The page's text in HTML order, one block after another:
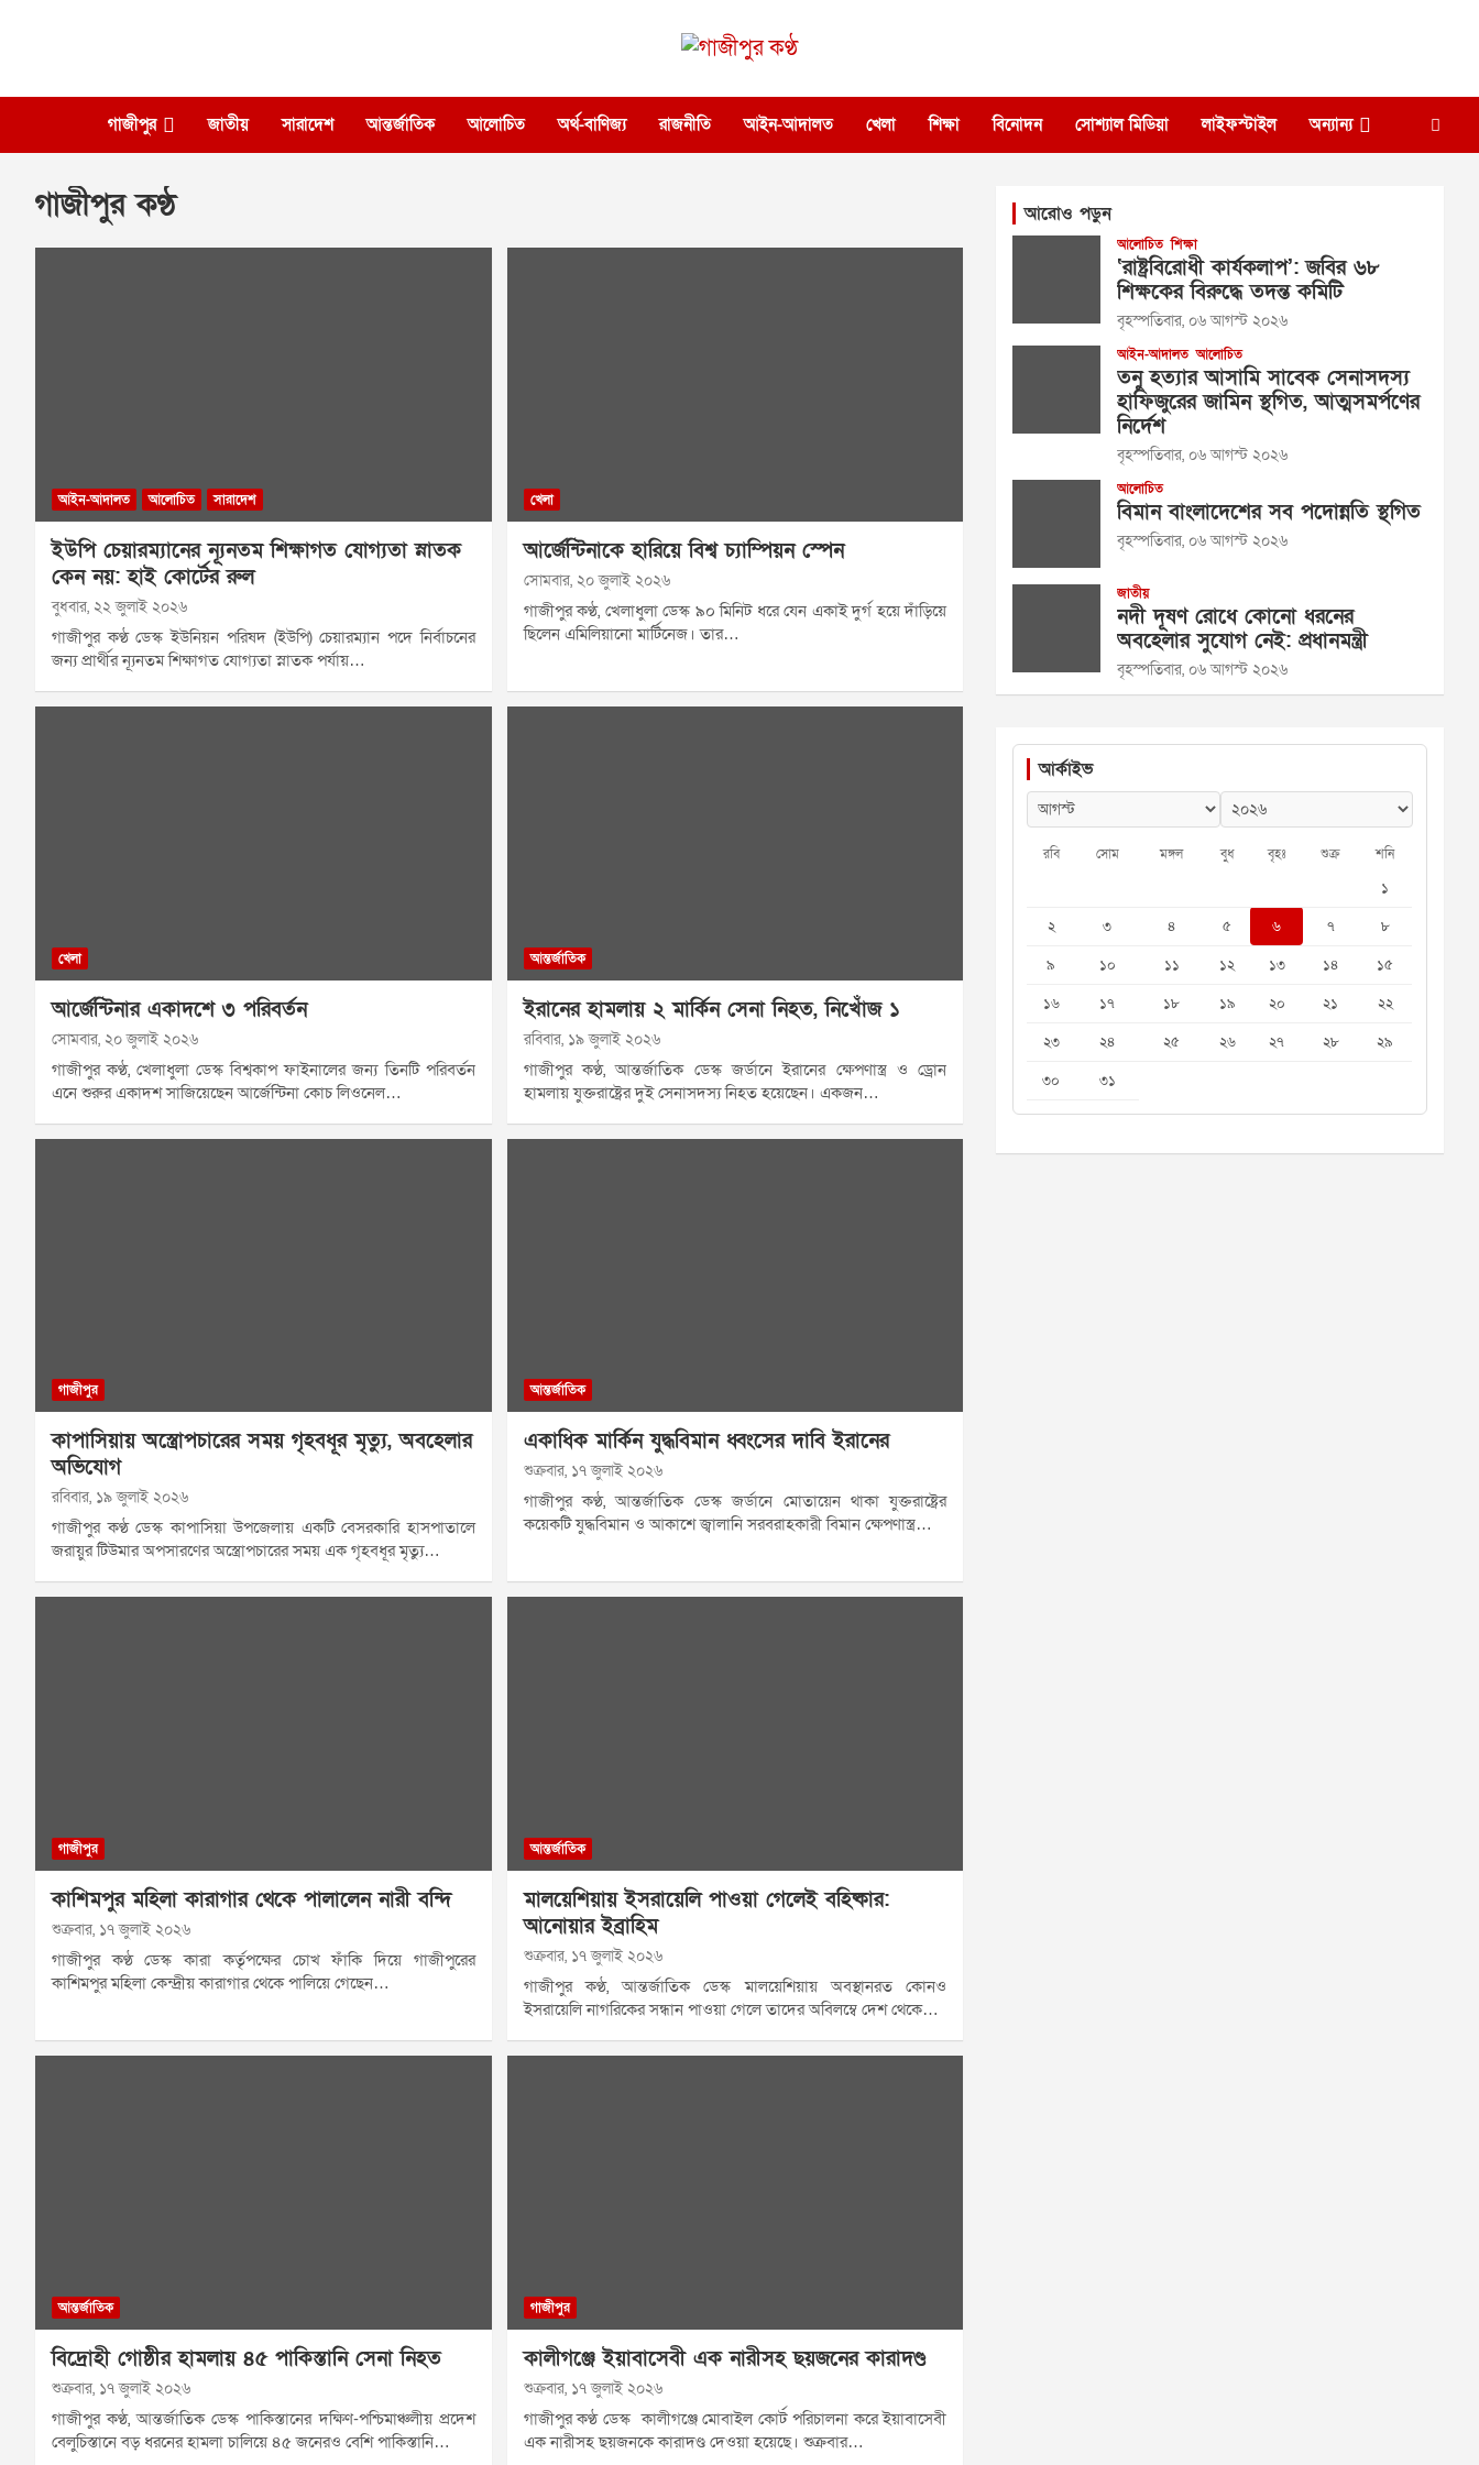
গাজীপুর কণ্ঠ
গাজীপুর জাতীয় সারাদেশ আন্তর্জাতিক আলোচিত অর্থ-বাণিজ্য রাজনীতি আইন-আদালত খেলা শিক্ষা বিনোদন সোশ্যাল মিডিয়া লাইফস্টাইল অন্যান্য
গাজীপুর কণ্ঠ
আইন-আদালত আলোচিত সারাদেশ
ইউপি চেয়ারম্যানের ন্যূনতম শিক্ষাগত যোগ্যতা স্নাতক
কেন নয়: হাই কোর্টের রুল
বুধবার, ২২ জুলাই ২০২৬
গাজীপুর কণ্ঠ ডেস্ক ইউনিয়ন পরিষদ (ইউপি) চেয়ারম্যান পদে নির্বাচনের
জন্য প্রার্থীর ন্যূনতম শিক্ষাগত যোগ্যতা স্নাতক পর্যায়…
খেলা
আর্জেন্টিনাকে হারিয়ে বিশ্ব চ‍্যাম্পিয়ন স্পেন
সোমবার, ২০ জুলাই ২০২৬
গাজীপুর কণ্ঠ, খেলাধুলা ডেস্ক ৯০ মিনিট ধরে যেন একাই দুর্গ হয়ে দাঁড়িয়ে
ছিলেন এমিলিয়ানো মার্টিনেজ। তার…
খেলা
আর্জেন্টিনার একাদশে ৩ পরিবর্তন
সোমবার, ২০ জুলাই ২০২৬
গাজীপুর কণ্ঠ, খেলাধুলা ডেস্ক বিশ্বকাপ ফাইনালের জন্য তিনটি পরিবর্তন
এনে শুরুর একাদশ সাজিয়েছেন আর্জেন্টিনা কোচ লিওনেল…
আন্তর্জাতিক
ইরানের হামলায় ২ মার্কিন সেনা নিহত, নিখোঁজ ১
রবিবার, ১৯ জুলাই ২০২৬
গাজীপুর কণ্ঠ, আন্তর্জাতিক ডেস্ক জর্ডানে ইরানের ক্ষেপণাস্ত্র ও ড্রোন
হামলায় যুক্তরাষ্ট্রের দুই সেনাসদস্য নিহত হয়েছেন। একজন…
গাজীপুর
কাপাসিয়ায় অস্ত্রোপচারের সময় গৃহবধূর মৃত্যু, অবহেলার
অভিযোগ
রবিবার, ১৯ জুলাই ২০২৬
গাজীপুর কণ্ঠ ডেস্ক কাপাসিয়া উপজেলায় একটি বেসরকারি হাসপাতালে
জরায়ুর টিউমার অপসারণের অস্ত্রোপচারের সময় এক গৃহবধূর মৃত্যু…
আন্তর্জাতিক
একাধিক মার্কিন যুদ্ধবিমান ধ্বংসের দাবি ইরানের
শুক্রবার, ১৭ জুলাই ২০২৬
গাজীপুর কণ্ঠ, আন্তর্জাতিক ডেস্ক জর্ডানে মোতায়েন থাকা যুক্তরাষ্ট্রের
কয়েকটি যুদ্ধবিমান ও আকাশে জ্বালানি সরবরাহকারী বিমান ক্ষেপণাস্ত্র…
গাজীপুর
কাশিমপুর মহিলা কারাগার থেকে পালালেন নারী বন্দি
শুক্রবার, ১৭ জুলাই ২০২৬
গাজীপুর কণ্ঠ ডেস্ক কারা কর্তৃপক্ষের চোখ ফাঁকি দিয়ে গাজীপুরের
কাশিমপুর মহিলা কেন্দ্রীয় কারাগার থেকে পালিয়ে গেছেন…
আন্তর্জাতিক
মালয়েশিয়ায় ইসরায়েলি পাওয়া গেলেই বহিষ্কার:
আনোয়ার ইব্রাহিম
শুক্রবার, ১৭ জুলাই ২০২৬
গাজীপুর কণ্ঠ, আন্তর্জাতিক ডেস্ক মালয়েশিয়ায় অবস্থানরত কোনও
ইসরায়েলি নাগরিকের সন্ধান পাওয়া গেলে তাদের অবিলম্বে দেশ থেকে…
আন্তর্জাতিক
বিদ্রোহী গোষ্ঠীর হামলায় ৪৫ পাকিস্তানি সেনা নিহত
শুক্রবার, ১৭ জুলাই ২০২৬
গাজীপুর কণ্ঠ, আন্তর্জাতিক ডেস্ক পাকিস্তানের দক্ষিণ-পশ্চিমাঞ্চলীয় প্রদেশ
বেলুচিস্তানে বড় ধরনের হামলা চালিয়ে ৪৫ জনেরও বেশি পাকিস্তানি…
গাজীপুর
কালীগঞ্জে ইয়াবাসেবী এক নারীসহ ছয়জনের কারাদণ্ড
শুক্রবার, ১৭ জুলাই ২০২৬
গাজীপুর কণ্ঠ ডেস্ক কালীগঞ্জে মোবাইল কোর্ট পরিচালনা করে ইয়াবাসেবী
এক নারীসহ ছয়জনকে কারাদণ্ড দেওয়া হয়েছে। শুক্রবার…
আরোও পড়ুন
আলোচিত শিক্ষা
‘রাষ্ট্রবিরোধী কার্যকলাপ’: জবির ৬৮
শিক্ষকের বিরুদ্ধে তদন্ত কমিটি
বৃহস্পতিবার, ০৬ আগস্ট ২০২৬
আইন-আদালত আলোচিত
তনু হত্যার আসামি সাবেক সেনাসদস্য
হাফিজুরের জামিন স্থগিত, আত্মসমর্পণের
নির্দেশ
বৃহস্পতিবার, ০৬ আগস্ট ২০২৬
আলোচিত
বিমান বাংলাদেশের সব পদোন্নতি স্থগিত
বৃহস্পতিবার, ০৬ আগস্ট ২০২৬
জাতীয়
নদী দূষণ রোধে কোনো ধরনের
অবহেলার সুযোগ নেই: প্রধানমন্ত্রী
বৃহস্পতিবার, ০৬ আগস্ট ২০২৬
আর্কাইভ
রবি সোম মঙ্গল বুধ বৃহঃ শুক্র শনি
১
২
৩ ৪ ৫ ৬ ৭
৮
৯
১০ ১১ ১২ ১৩ ১৪
১৫
১৬
১৭ ১৮ ১৯ ২০ ২১
২২
২৩
২৪ ২৫ ২৬ ২৭ ২৮
২৯
৩০
৩১